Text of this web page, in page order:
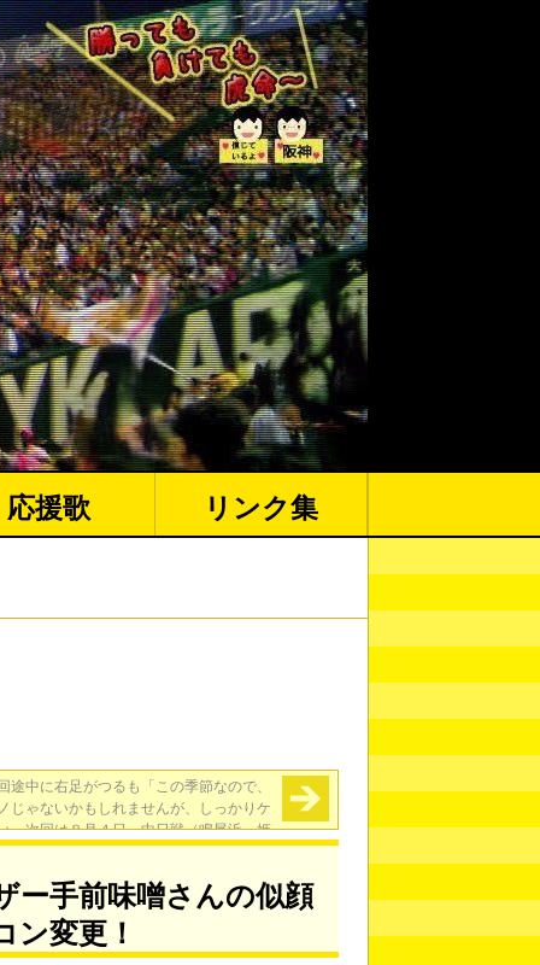
応援歌 リンク集
途中に右足がつるも「この季節なので、
じゃないかもしれませんが、しっかりケ
」次回は８月４日～中日戦（鳴尾浜、姫
路）に先発、５イニングテストへ→
ー手前味噌さんの似顔
ン変更！